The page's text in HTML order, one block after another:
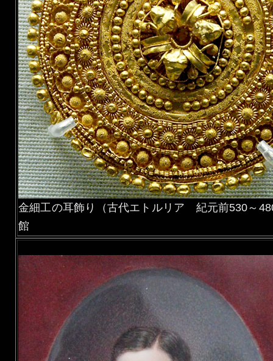
金細工の耳飾り（古代エトルリア 紀元前530～
館